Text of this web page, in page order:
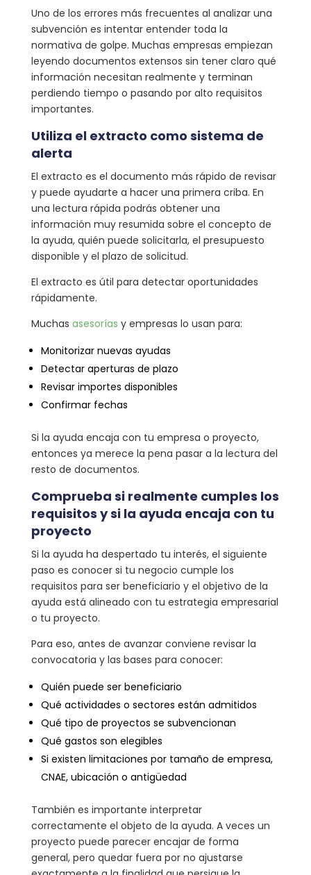
Uno de los errores más frecuentes al analizar una
subvención es intentar entender toda la
normativa de golpe. Muchas empresas empiezan
leyendo documentos extensos sin tener claro qué
información necesitan realmente y terminan
perdiendo tiempo o pasando por alto requisitos
importantes.
Utiliza el extracto como sistema de
alerta
El extracto es el documento más rápido de revisar
y puede ayudarte a hacer una primera criba. En
una lectura rápida podrás obtener una
información muy resumida sobre el concepto de
la ayuda, quién puede solicitarla, el presupuesto
disponible y el plazo de solicitud.
El extracto es útil para detectar oportunidades
rápidamente.
Muchas asesorías y empresas lo usan para:
Monitorizar nuevas ayudas
Detectar aperturas de plazo
Revisar importes disponibles
Confirmar fechas
Si la ayuda encaja con tu empresa o proyecto,
entonces ya merece la pena pasar a la lectura del
resto de documentos.
Comprueba si realmente cumples los
requisitos y si la ayuda encaja con tu
proyecto
Si la ayuda ha despertado tu interés, el siguiente
paso es conocer si tu negocio cumple los
requisitos para ser beneficiario y el objetivo de la
ayuda está alineado con tu estrategia empresarial
o tu proyecto.
Para eso, antes de avanzar conviene revisar la
convocatoria y las bases para conocer:
Quién puede ser beneficiario
Qué actividades o sectores están admitidos
Qué tipo de proyectos se subvencionan
Qué gastos son elegibles
Si existen limitaciones por tamaño de empresa,
CNAE, ubicación o antigüedad
También es importante interpretar
correctamente el objeto de la ayuda. A veces un
proyecto puede parecer encajar de forma
general, pero quedar fuera por no ajustarse